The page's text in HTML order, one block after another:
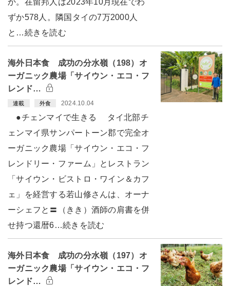
か。在留邦人は2023年10月現在でわ
ずか578人。隣国タイの7万2000人
と…続きを読む
海外日本食 成功の分水嶺（198）オ
ーガニック農場「サイウン・エコ・フ
レンド…
連載 外食 2024.10.04
●チェンマイで生きる タイ北部チ
ェンマイ県サンパートーン郡で完全オ
ーガニック農場「サイウン・エコ・フ
レンドリー・ファーム」とレストラン
「サイウン・ビストロ・ワイン＆カフ
ェ」を経営する若山修さんは、オーナ
ーシェフと〓（きき）酒師の肩書を併
せ持つ還暦6…続きを読む
海外日本食 成功の分水嶺（197）オ
ーガニック農場「サイウン・エコ・フ
レンド…